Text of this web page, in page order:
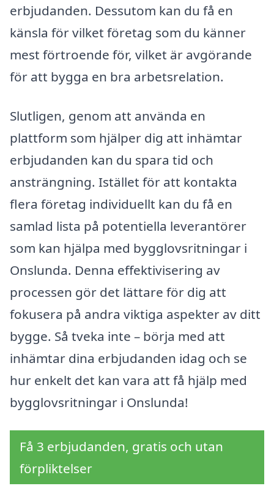
erbjudanden. Dessutom kan du få en
känsla för vilket företag som du känner
mest förtroende för, vilket är avgörande
för att bygga en bra arbetsrelation.
Slutligen, genom att använda en
plattform som hjälper dig att inhämtar
erbjudanden kan du spara tid och
ansträngning. Istället för att kontakta
flera företag individuellt kan du få en
samlad lista på potentiella leverantörer
som kan hjälpa med bygglovsritningar i
Onslunda. Denna effektivisering av
processen gör det lättare för dig att
fokusera på andra viktiga aspekter av ditt
bygge. Så tveka inte – börja med att
inhämtar dina erbjudanden idag och se
hur enkelt det kan vara att få hjälp med
bygglovsritningar i Onslunda!
Få 3 erbjudanden, gratis och utan
förpliktelser